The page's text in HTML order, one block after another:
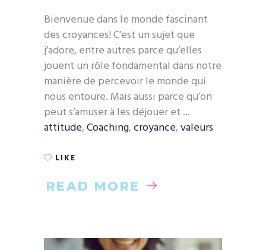
Bienvenue dans le monde fascinant
des croyances! C’est un sujet que
j’adore, entre autres parce qu’elles
jouent un rôle fondamental dans notre
manière de percevoir le monde qui
nous entoure. Mais aussi parce qu’on
peut s’amuser à les déjouer et
attitude,Coaching,croyance,valeurs
LIKE
READ MORE